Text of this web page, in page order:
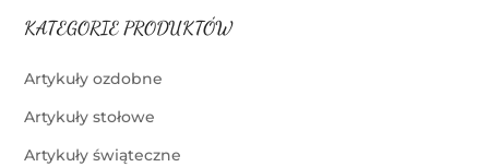
KATEGORIE PRODUKTÓW
Artykuły ozdobne
Artykuły stołowe
Artykuły świąteczne